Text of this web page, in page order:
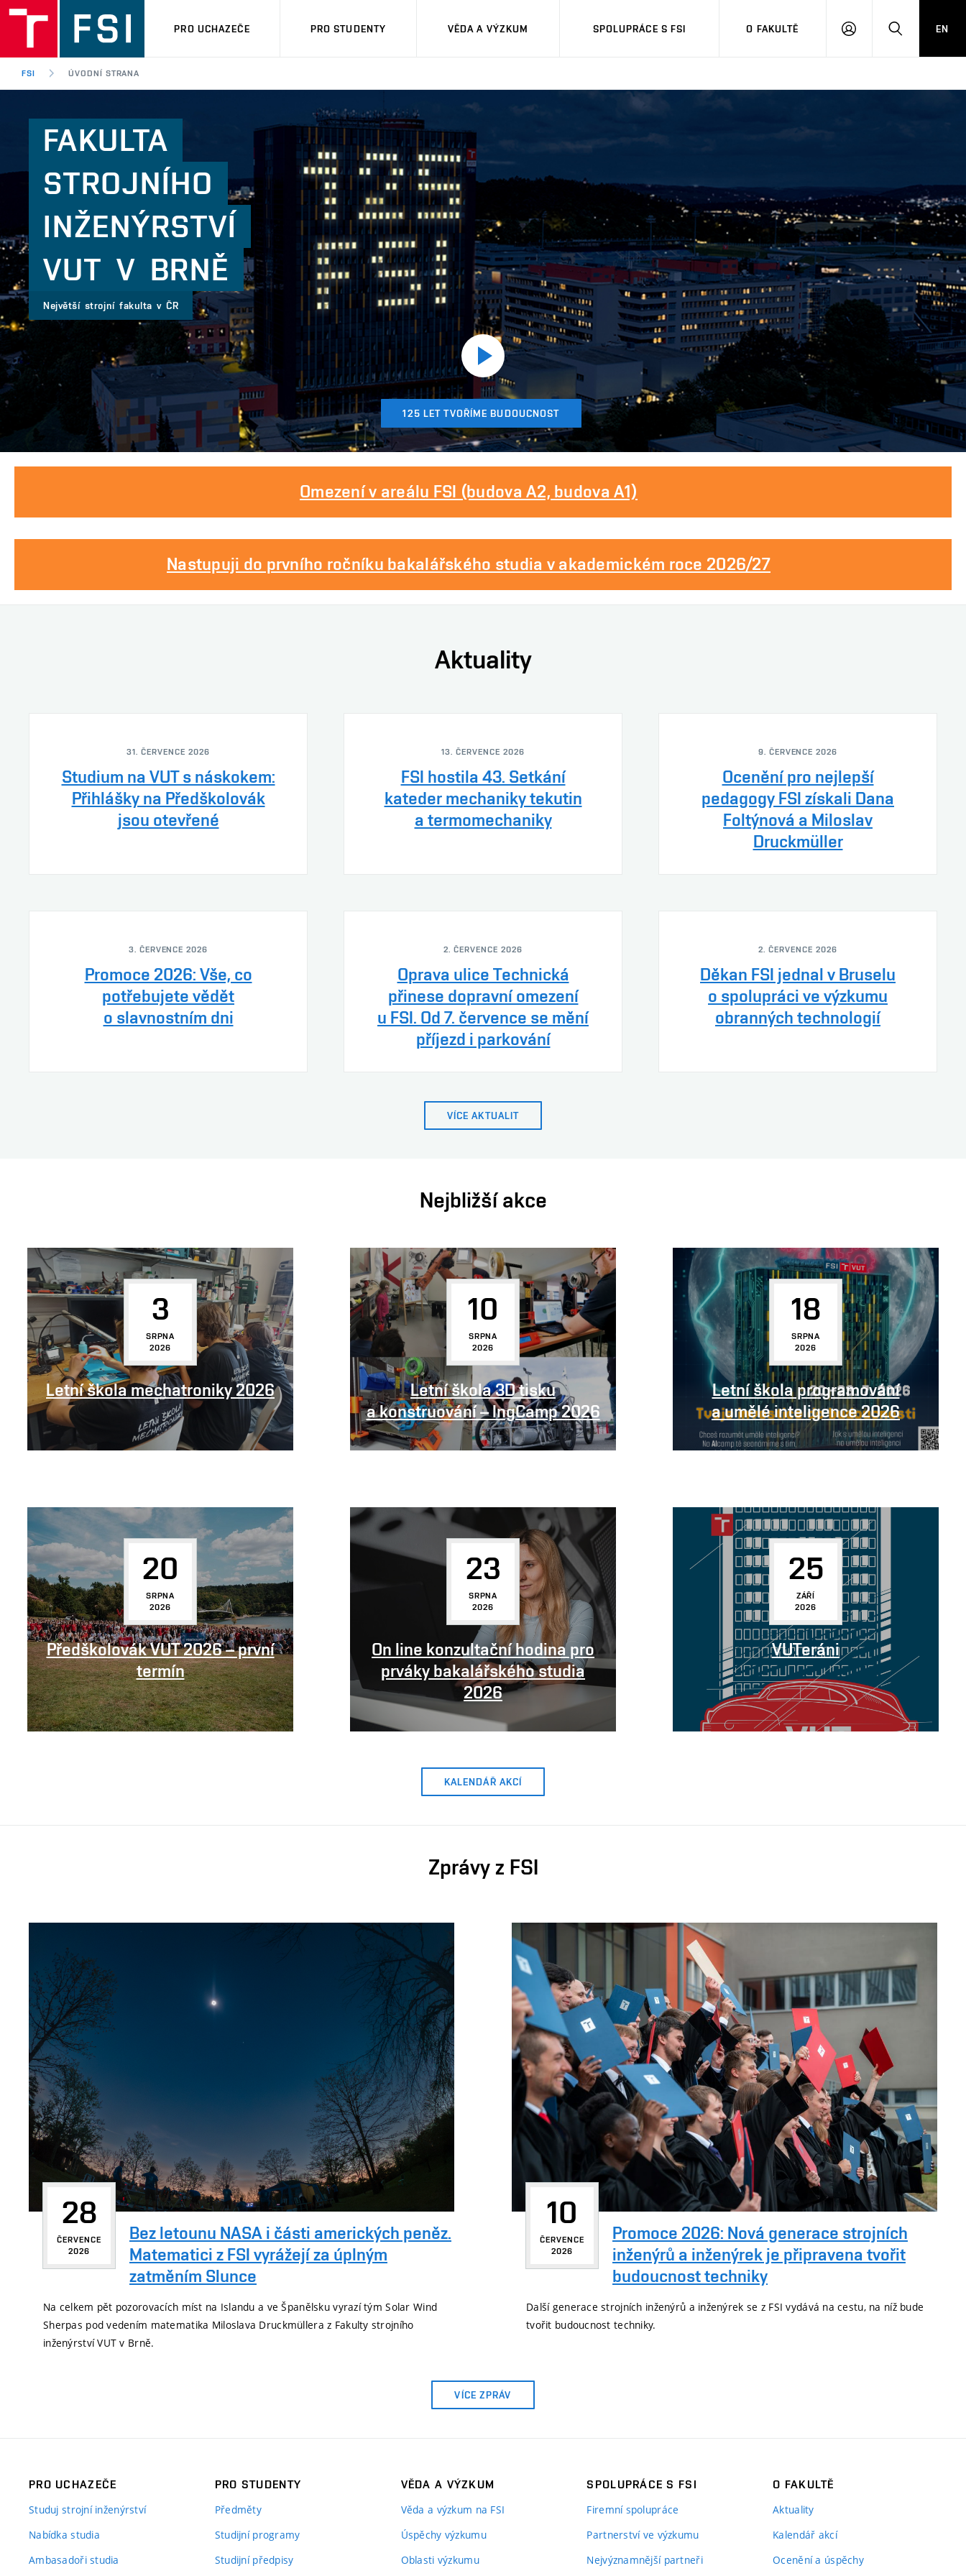
PRO UCHAZEČE PRO STUDENTY VĚDA A VÝZKUM SPOLUPRÁCE S FSI O FAKULTĚ
PŘIHLÁŠENÍHLEDAT
EN
FSI ÚVODNÍ STRANA
FAKULTA
STROJNÍHO
INŽENÝRSTVÍ
VUT V BRNĚ
Největší strojní fakulta v ČR
Přehrát
video
125 LET TVOŘÍME BUDOUCNOST
Omezení v areálu FSI (budova A2, budova A1)
Nastupuji do prvního ročníku bakalářského studia v akademickém roce 2026/27
Aktuality
31. ČERVENCE 2026
Studium na VUT s náskokem:
Přihlášky na Předškolovák
jsou otevřené
13. ČERVENCE 2026
FSI hostila 43. Setkání
kateder mechaniky tekutin
a termomechaniky
9. ČERVENCE 2026
Ocenění pro nejlepší
pedagogy FSI získali Dana
Foltýnová a Miloslav
Druckmüller
3. ČERVENCE 2026
Promoce 2026: Vše, co
potřebujete vědět
o slavnostním dni
2. ČERVENCE 2026
Oprava ulice Technická
přinese dopravní omezení
u FSI. Od 7. července se mění
příjezd i parkování
2. ČERVENCE 2026
Děkan FSI jednal v Bruselu
o spolupráci ve výzkumu
obranných technologií
VÍCE AKTUALIT
Nejbližší akce
3
SRPNA
2026
Letní škola mechatroniky 2026
10
SRPNA
2026
Letní škola 3D tisku
a konstruování – IngCamp 2026
18
SRPNA
2026
Letní škola programování
a umělé inteligence 2026
20
SRPNA
2026
Předškolovák VUT 2026 – první
termín
23
SRPNA
2026
On line konzultační hodina pro
prváky bakalářského studia
2026
25
ZÁŘÍ
2026
VUTeráni
KALENDÁŘ AKCÍ
Zprávy z FSI
28
ČERVENCE
2026
Bez letounu NASA i části amerických peněz.
Matematici z FSI vyrážejí za úplným
zatměním Slunce
Na celkem pět pozorovacích míst na Islandu a ve Španělsku vyrazí tým Solar Wind
Sherpas pod vedením matematika Miloslava Druckmüllera z Fakulty strojního
inženýrství VUT v Brně.
10
ČERVENCE
2026
Promoce 2026: Nová generace strojních
inženýrů a inženýrek je připravena tvořit
budoucnost techniky
Další generace strojních inženýrů a inženýrek se z FSI vydává na cestu, na níž bude
tvořit budoucnost techniky.
VÍCE ZPRÁV
PRO UCHAZEČE
Studuj strojní inženýrství
Nabídka studia
Ambasadoři studia
PRO STUDENTY
Předměty
Studijní programy
Studijní předpisy
VĚDA A VÝZKUM
Věda a výzkum na FSI
Úspěchy výzkumu
Oblasti výzkumu
SPOLUPRÁCE S FSI
Firemní spolupráce
Partnerství ve výzkumu
Nejvýznamnější partneři
O FAKULTĚ
Aktuality
Kalendář akcí
Ocenění a úspěchy